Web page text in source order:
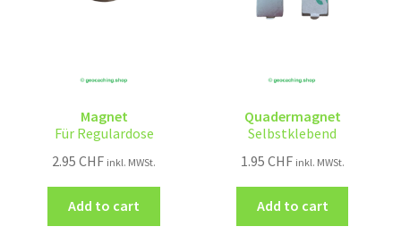
Magnet
Für Regulardose
2.95CHF inkl. MWSt.
Add to cart
Quadermagnet
Selbstklebend
1.95 CHF inkl. MWSt.
Add to cart